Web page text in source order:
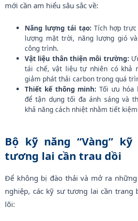
mới cần am hiểu sâu sắc về:
Năng lượng tái tạo: Tích hợp
lượng mặt trời, năng lượng gió
công trình.
Vật liệu thân thiện môi trường:
tái chế, vật liệu tự nhiên có khả
giảm phát thải carbon trong quá
Thiết kế thông minh: Tối ưu hóa
để tận dụng tối đa ánh sáng và
khả năng cách nhiệt nhằm tiết
Bộ kỹ năng “Vàng”
tương lai cần trau dồi
Để không bị đào thải và mở ra
nghiệp, các kỹ sư tương lai cần trang
lõi: